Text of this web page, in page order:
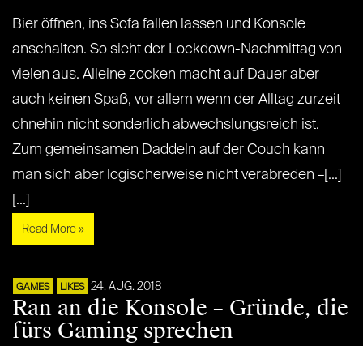
Bier öffnen, ins Sofa fallen lassen und Konsole
anschalten. So sieht der Lockdown-Nachmittag von
vielen aus. Alleine zocken macht auf Dauer aber
auch keinen Spaß, vor allem wenn der Alltag zurzeit
ohnehin nicht sonderlich abwechslungsreich ist.
Zum gemeinsamen Daddeln auf der Couch kann
man sich aber logischerweise nicht verabreden –[...]
[...]
Read More »
GAMES LIKES 24. AUG. 2018
Ran an die Konsole – Gründe, die
fürs Gaming sprechen